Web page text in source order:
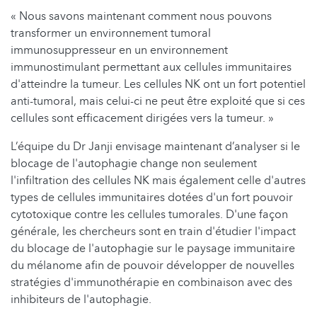
« Nous savons maintenant comment nous pouvons
transformer un environnement tumoral
immunosuppresseur en un environnement
immunostimulant permettant aux cellules immunitaires
d'atteindre la tumeur. Les cellules NK ont un fort potentiel
anti-tumoral, mais celui-ci ne peut être exploité que si ces
cellules sont efficacement dirigées vers la tumeur. »
L’équipe du Dr Janji envisage maintenant d’analyser si le
blocage de l'autophagie change non seulement
l'infiltration des cellules NK mais également celle d'autres
types de cellules immunitaires dotées d'un fort pouvoir
cytotoxique contre les cellules tumorales. D'une façon
générale, les chercheurs sont en train d'étudier l'impact
du blocage de l'autophagie sur le paysage immunitaire
du mélanome afin de pouvoir développer de nouvelles
stratégies d'immunothérapie en combinaison avec des
inhibiteurs de l'autophagie.